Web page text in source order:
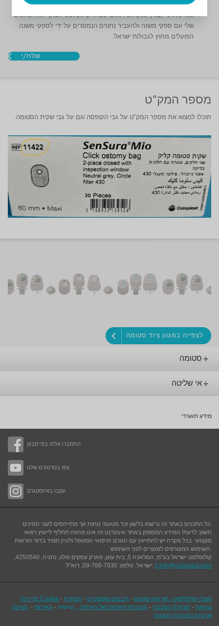
מוצרים ושירותים הרלוונטיים עבורי בכל הדרכים המפורטות לעיל
ומודע/ת כי לצורך מתן השירותים עשויה קולופלסט לשתף את הנתונים
שלי עם ספקי משנה ולהעביר נתונים הנמסרים על ידי לספקי משנה
הפועלים מחוץ לגבולות ישראל.
מספר המק"ט
תוכלו למצוא את מספר המק"ט על גבי הקופסה וגם על גבי שקית הסטומה.
לצפייה במגוון ציוד סטומה
התחברו אלינו בפייסבוק
צפו בסרטונים שלנו
עקבו באינסטגרם
סטומה
אי שליטה
מידע תאגידי
חשוב לדעת! המידע המסופק באתר אינטרנט זה אינו מהווה תחליף לייעוץ רפואי
מקצועי. בכל מקרה יש להתייעץ עם הגורם הרפואי המטפל ולעיין תמיד בדפי הוראות
השימוש המצורפים למוצרים לפני השימוש
ישראל. טלפון: 09-766-7030, דוא"ל: il.info@coloplast.com
מדיניות Cookie - מוצרי קולופלסט - הוראות שימוש - היבטים משפטיים - הצהרת
נגישות - הצהרת הסכמה - הצהרות תאימות של האיחוד נגישות - האירופי - הודעת
פרטיות והצהרת הסכמה